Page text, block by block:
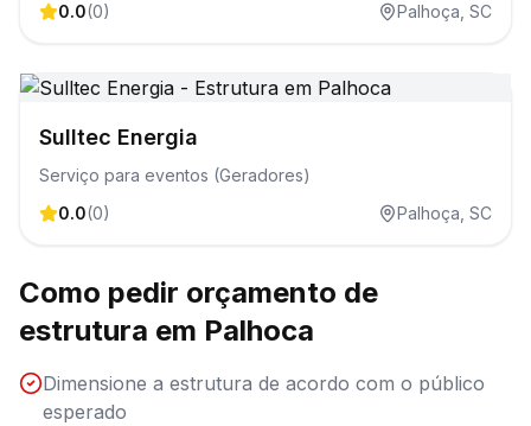
0.0(0) Palhoça SC
Sulltec Energia
Serviço para eventos (Geradores)
0.0(0) Palhoça SC
Como pedir orçamento de
estrutura em Palhoca
Dimensione a estrutura de acordo com o público
esperado